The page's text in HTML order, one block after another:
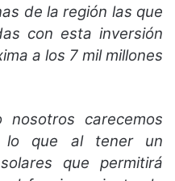
de la región las que
con esta inversión
a los 7 mil millones
nosotros carecemos
lo que al tener un
que permitirá